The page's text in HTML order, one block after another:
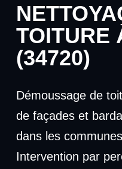
TOITURE
(34720)
Démoussage de
de façades et
dans les
Intervention par